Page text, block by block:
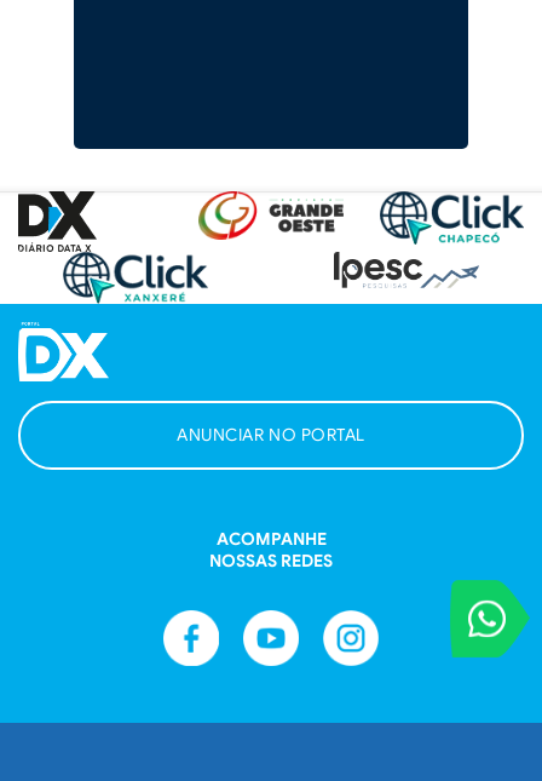
VOCÊ
Entre em
ANUNCIAR NO PORTAL
ACOMPANHE
NOSSAS REDES